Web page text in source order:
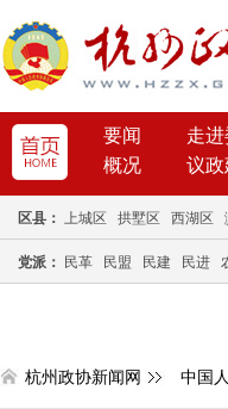
要闻 走
概况
议
区县： 上城区 拱墅区 西湖区
党派： 民革 民盟 民建 民进
杭州政协新闻网 中国